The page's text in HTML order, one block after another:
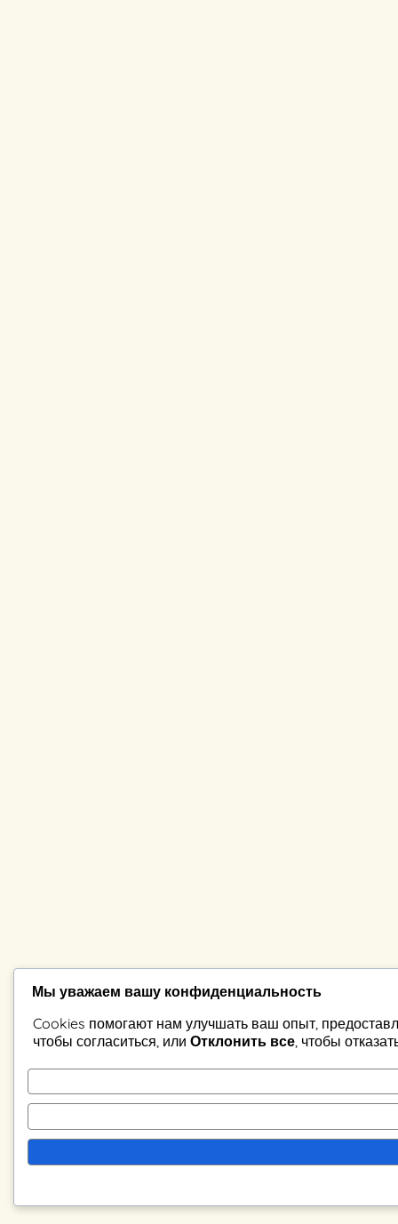
Мы уважаем вашу конфиденциальность
Cookies помогают нам улучшать ваш опыт,
чтобы согласиться, или Отклонить все , чтобы